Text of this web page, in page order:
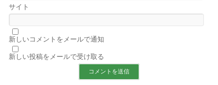
サイト
新しいコメントをメールで通知
新しい投稿をメールで受け取る